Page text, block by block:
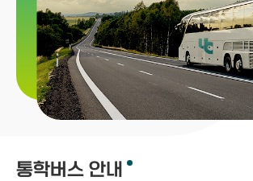
통학버스 안내